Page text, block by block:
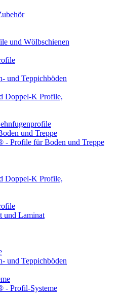
und Wölbschienen
und Teppichböden
Doppel-K Profile,
und Treppe
- Profile für Boden und Treppe
Doppel-K Profile,
und Laminat
und Teppichböden
- Profil-Systeme